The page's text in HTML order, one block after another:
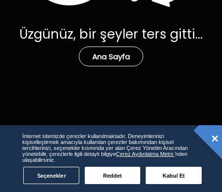
Üzgünüz, bir şeyler ters gitti...
Ana Sayfa
İnternet sitemizde çerezler kullanılmaktadır. Deneyimlerinizi
kişiselleştirmek amacıyla kullanılan çerezler bakımından kişisel
tercihlerinizi, seçenekler kısmında yer alan Çerez Yönetim Aracından
yönetebilir, çerezlerle ilgili detaylı bilgiyeÇerez Aydınlatma Metni’nden
ulaşabilirsiniz.
Seçenekler Reddet Kabul Et